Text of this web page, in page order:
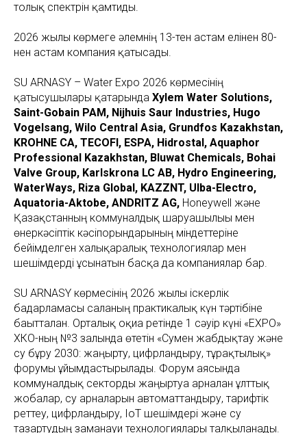
толық спектрін қамтиды.
2026 жылы көрмеге әлемнің 13-тен астам елінен 80-
нен астам компания қатысады.
SU ARNASY – Water Expo 2026 көрмесінің
қатысушылары қатарында Xylem Water Solutions,
Saint-Gobain PAM, Nijhuis Saur Industries, Hugo
Vogelsang, Wilo Central Asia, Grundfos Kazakhstan,
KROHNE CA, TECOFI, ESPA, Hidrostal, Aquaphor
Professional Kazakhstan, Bluwat Chemicals, Bohai
Valve Group, Karlskrona LC AB, Hydro Engineering,
WaterWays, Riza Global, KAZZNT, Ulba-Electro,
Aquatoria-Aktobe, ANDRITZ AG, Honeywell және
Қазақстанның коммуналдық шаруашылығы мен
өнеркәсіптік кәсіпорындарының міндеттеріне
бейімделген халықаралық технологиялар мен
шешімдерді ұсынатын басқа да компаниялар бар.
SU ARNASY көрмесінің 2026 жылғы іскерлік
бағдарламасы саланың практикалық күн тәртібіне
бағытталған. Орталық оқиға ретінде 1 сәуір күні «EXPO»
ХКО-ның №3 залында өтетін «Сумен жабдықтау және
су бұру 2030: жаңғырту, цифрландыру, тұрақтылық»
форумы ұйымдастырылады. Форум аясында
коммуналдық секторды жаңғыртуға арналған ұлттық
жобалар, су арналарын автоматтандыру, тарифтік
реттеу, цифрландыру, IoT шешімдері және су
тазартудың заманауи технологиялары талқыланады.